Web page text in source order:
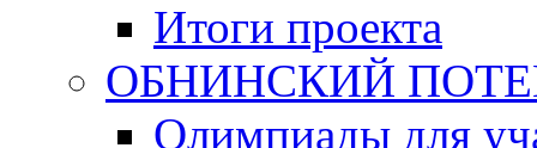
Итоги проекта
ОБНИНСКИЙ
Олимпиады для